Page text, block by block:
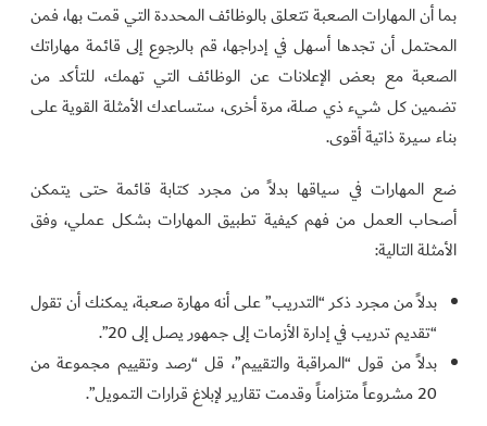
بما أن المهارات الصعبة تتعلق بالوظائف المحددة التي قمت بها، فمن
المحتمل أن تجدها أسهل في إدراجها، قم بالرجوع إلى قائمة مهاراتك
الصعبة مع بعض الإعلانات عن الوظائف التي تهمك، للتأكد من
تضمين كل شيء ذي صلة، مرة أخرى، ستساعدك الأمثلة القوية على
بناء سيرة ذاتية أقوى.
ضع المهارات في سياقها بدلاً من مجرد كتابة قائمة حتى يتمكن
أصحاب العمل من فهم كيفية تطبيق المهارات بشكل عملي، وفق
الأمثلة التالية:
بدلاً من مجرد ذكر “التدريب” على أنه مهارة صعبة، يمكنك أن تقول
“تقديم تدريب في إدارة الأزمات إلى جمهور يصل إلى 20”.
بدلاً من قول “المراقبة والتقييم”، قل “رصد وتقييم مجموعة من
20 مشروعاً متزامناً وقدمت تقارير لإبلاغ قرارات التمويل”.